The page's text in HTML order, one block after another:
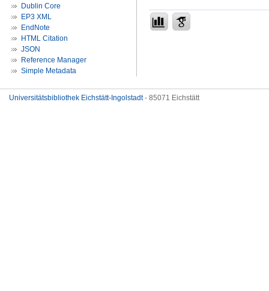
Dublin Core
EP3 XML
EndNote
HTML Citation
JSON
Reference Manager
Simple Metadata
Universitätsbibliothek Eichstätt-Ingolstadt- 85071 Eichstätt